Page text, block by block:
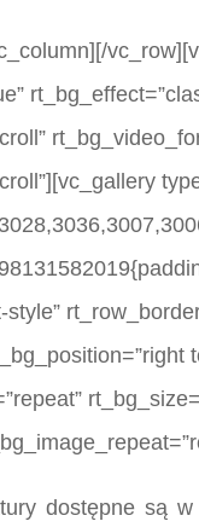
dostępne są